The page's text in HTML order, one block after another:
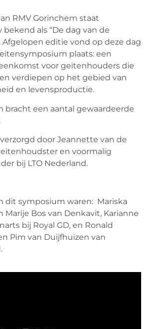
RMV Gorinchem staat
als “De dag van de
Afgelopen editie vond op deze dag
plaats: een
voor geitenhouders die
verdiepen op het gebied van
en levensproductie.
bracht een aantal gewaardeerde
door Jeannette van de
en voormalig
bij LTO Nederland.
dit symposium waren: Mariska
Marije Bos van Denkavit, Karianne
bij Royal GD, en Ronald
Pim van Duijfhuizen van